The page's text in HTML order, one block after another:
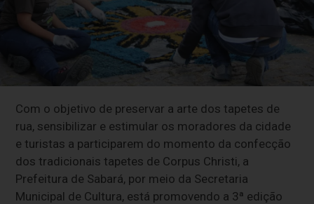
Com o objetivo de preservar a arte dos tapetes de
rua, sensibilizar e estimular os moradores da cidade
e turistas a participarem do momento da confecção
dos tradicionais tapetes de Corpus Christi, a
Prefeitura de Sabará, por meio da Secretaria
Municipal de Cultura, está promovendo a 3ª edição